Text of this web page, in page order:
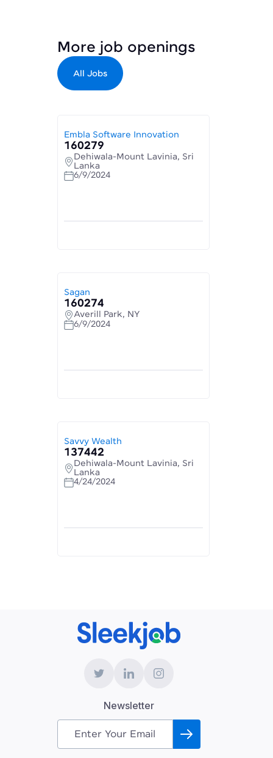
More job openings
All Jobs
Embla Software Innovation
160279
Dehiwala-Mount Lavinia, Sri
Lanka
6/9/2024
Sagan
160274
Averill Park, NY
6/9/2024
Savvy Wealth
137442
Dehiwala-Mount Lavinia, Sri
Lanka
4/24/2024
Newsletter